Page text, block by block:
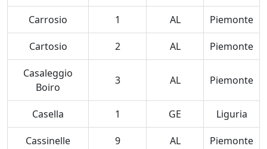
Carrosio 1 AL Piemonte
Cartosio 2 AL Piemonte
Casaleggio
Boiro
3 AL Piemonte
Casella 1 GE Liguria
Cassinelle 9 AL Piemonte